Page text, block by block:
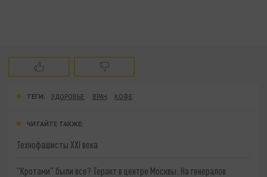
ТЕГИ: ЗДОРОВЬЕ ВРАЧ КОФЕ
ЧИТАЙТЕ ТАКЖЕ:
Технофашисты XXI века
"Кротами" были все? Теракт в центре Москвы: На генералов